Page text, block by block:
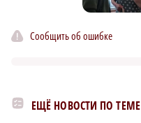
Сообщить об ошибке
ЕЩЁ НОВОСТИ ПО ТЕМЕ